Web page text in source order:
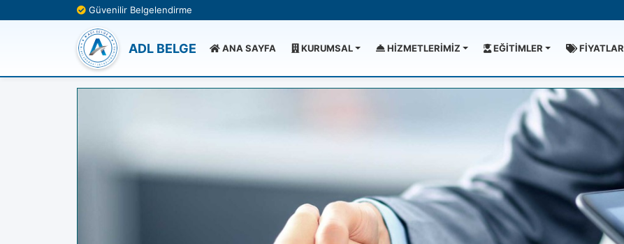
Güvenilir Belgelendirme
ADL BELGE ANA SAYFA KURUMSAL HİZMETLERİMİZ EĞİTİMLER FİYATLAR